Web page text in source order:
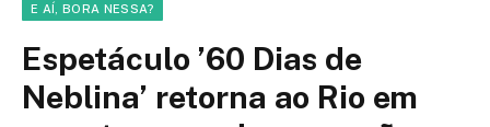
E AÍ, BORA NESSA?
Espetáculo ’60 Dias de
Neblina’ retorna ao Rio em